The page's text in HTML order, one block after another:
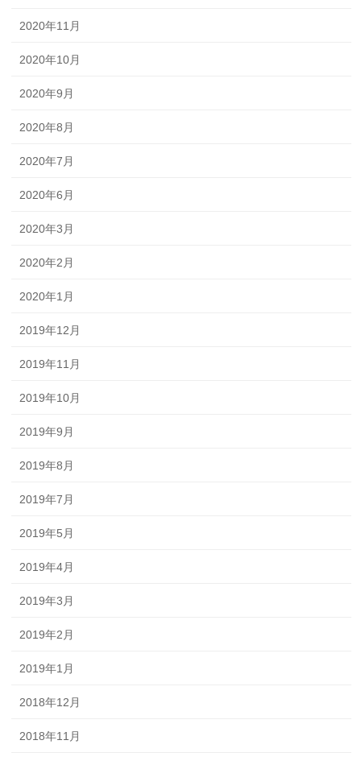
2020年11月
2020年10月
2020年9月
2020年8月
2020年7月
2020年6月
2020年3月
2020年2月
2020年1月
2019年12月
2019年11月
2019年10月
2019年9月
2019年8月
2019年7月
2019年5月
2019年4月
2019年3月
2019年2月
2019年1月
2018年12月
2018年11月